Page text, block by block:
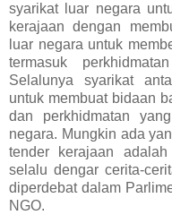
syarikat luar negara
kerajaan dengan
luar negara untuk
termasuk
Selalunya syarikat
untuk membuat bidaan
dan perkhidmatan
negara. Mungkin ada
tender kerajaan
selalu dengar cerita-
diperdebat dalam
NGO.